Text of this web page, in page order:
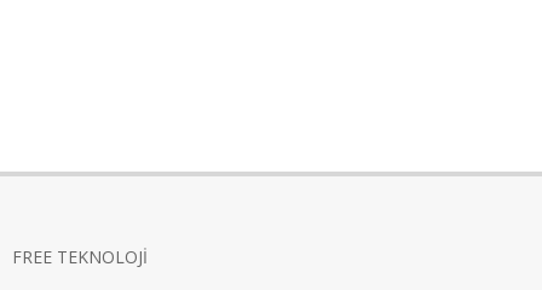
FREE TEKNOLOJİ